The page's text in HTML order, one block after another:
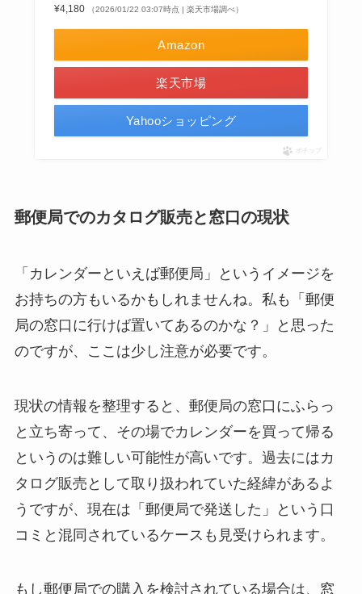
¥4,180
（2026/01/22 03:07時点 | 楽天市場調べ）
Amazon
楽天市場
Yahooショッピング
ポチップ
郵便局でのカタログ販売と窓口の現状
「カレンダーといえば郵便局」というイメージを
お持ちの方もいるかもしれませんね。私も「郵便
局の窓口に行けば置いてあるのかな？」と思った
のですが、ここは少し注意が必要です。
現状の情報を整理すると、郵便局の窓口にふらっ
と立ち寄って、その場でカレンダーを買って帰る
というのは難しい可能性が高いです。過去にはカ
タログ販売として取り扱われていた経緯があるよ
うですが、現在は「郵便局で発送した」という口
コミと混同されているケースも見受けられます。
もし郵便局での購入を検討されている場合は、窓